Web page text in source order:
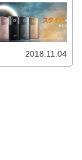
2018.11.04